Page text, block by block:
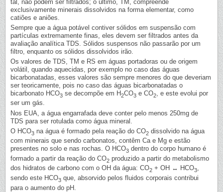
tal, não podem ser filtrados; o último, TM, compreende
exclusivamente minerais dissolvidos na forma elementar, como
catiões e aniões.
Sempre que a água potável contiver sólidos em suspensão com
partículas extremamente finas, eles devem ser filtrados antes da
avaliação analítica TDS. Sólidos suspensos não passarão por um
filtro, enquanto os sólidos dissolvidos irão.
Os valores de TDS, TM e RS em águas portadoras ou de origem
volátil, quando aquecidas, por exemplo no caso das águas
bicarbonatadas, esses valores são sempre menores do que deveriam
ser teoricamente, pois no caso das águas bicarbonatadas o
bicarbonato HCO3 se decompõe em H2CO3 e CO2
, e este evolui por
ser um gás.
Nos EUA, a água engarrafada deve conter pelo menos 250mg de
TDS para ser rotulada como água mineral.
O HCO3 na água é formado pela reação do CO2 dissolvido na água
com minerais que sendo carbonatos, contêm Ca e Mg e estão
presentes no solo e nas rochas. O HCO3 dentro do corpo humano é
formado a partir da reação do CO2 produzido a partir do metabolismo
dos hidratos de carbono com o OH da água: CO2 + OH ↔ HCO3,
sendo este HCO3 que, absorvido pelos fluidos corporais contribui
para o aumento do pH.